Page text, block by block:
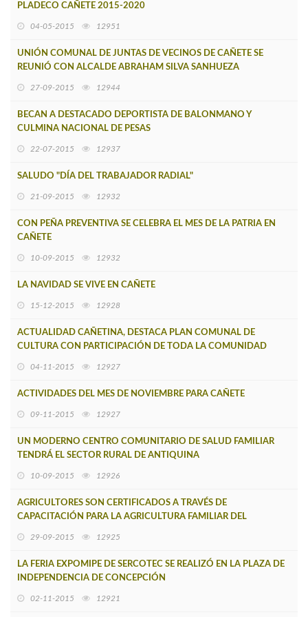
PLADECO CAÑETE 2015-2020
04-05-2015 12951
UNIÓN COMUNAL DE JUNTAS DE VECINOS DE CAÑETE SE
REUNIÓ CON ALCALDE ABRAHAM SILVA SANHUEZA
27-09-2015 12944
BECAN A DESTACADO DEPORTISTA DE BALONMANO Y
CULMINA NACIONAL DE PESAS
22-07-2015 12937
SALUDO "DÍA DEL TRABAJADOR RADIAL"
21-09-2015 12932
CON PEÑA PREVENTIVA SE CELEBRA EL MES DE LA PATRIA EN
CAÑETE
10-09-2015 12932
LA NAVIDAD SE VIVE EN CAÑETE
15-12-2015 12928
ACTUALIDAD CAÑETINA, DESTACA PLAN COMUNAL DE
CULTURA CON PARTICIPACIÓN DE TODA LA COMUNIDAD
04-11-2015 12927
ACTIVIDADES DEL MES DE NOVIEMBRE PARA CAÑETE
09-11-2015 12927
UN MODERNO CENTRO COMUNITARIO DE SALUD FAMILIAR
TENDRÁ EL SECTOR RURAL DE ANTIQUINA
10-09-2015 12926
AGRICULTORES SON CERTIFICADOS A TRAVÉS DE
CAPACITACIÓN PARA LA AGRICULTURA FAMILIAR DEL
29-09-2015 12925
LA FERIA EXPOMIPE DE SERCOTEC SE REALIZÓ EN LA PLAZA DE
INDEPENDENCIA DE CONCEPCIÓN
02-11-2015 12921